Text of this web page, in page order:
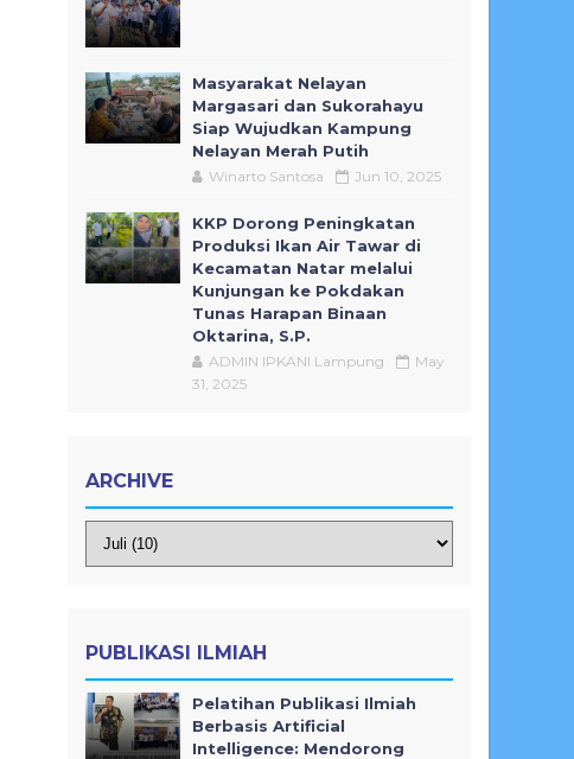
Masyarakat Nelayan
Margasari dan Sukorahayu
Siap Wujudkan Kampung
Nelayan Merah Putih
Winarto Santosa Jun 10, 2025
KKP Dorong Peningkatan
Produksi Ikan Air Tawar di
Kecamatan Natar melalui
Kunjungan ke Pokdakan
Tunas Harapan Binaan
Oktarina, S.P.
ADMIN IPKANI Lampung
May
31, 2025
ARCHIVE
PUBLIKASI ILMIAH
Pelatihan Publikasi Ilmiah
Berbasis Artificial
Intelligence: Mendorong